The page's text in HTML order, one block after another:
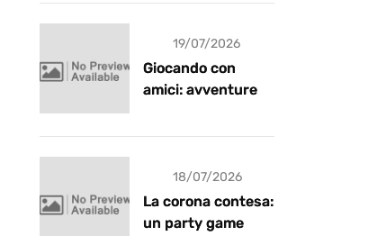
19/07/2026
Giocando con
amici: avventure e
18/07/2026
La corona contesa:
un party game